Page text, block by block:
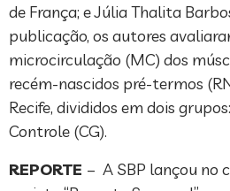
de França; e Júlia Thalita
publicação, os autores
microcirculação (MC) dos
recém-nascidos pré-termos
Recife, divididos em dois
Controle (CG).
REPORTE – A SBP lançou no